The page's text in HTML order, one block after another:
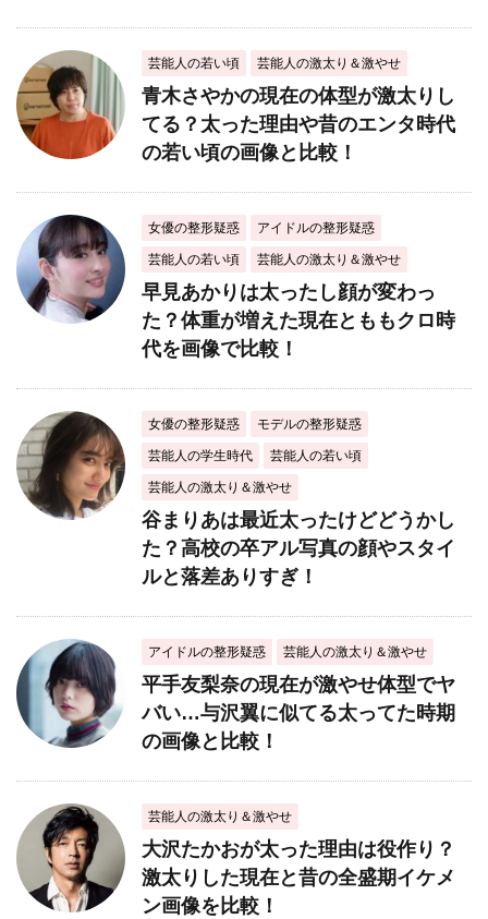
芸能人の若い頃 芸能人の激太り＆激やせ
青木さやかの現在の体型が激太りし
てる？太った理由や昔のエンタ時代
の若い頃の画像と比較！
女優の整形疑惑
アイドルの整形疑惑
芸能人の若い頃
芸能人の激太り＆激やせ
早見あかりは太ったし顔が変わっ
た？体重が増えた現在とももクロ時
代を画像で比較！
女優の整形疑惑
モデルの整形疑惑
芸能人の学生時代
芸能人の若い頃
芸能人の激太り＆激やせ
谷まりあは最近太ったけどどうかし
た？高校の卒アル写真の顔やスタイ
ルと落差ありすぎ！
アイドルの整形疑惑 芸能人の激太り＆激やせ
平手友梨奈の現在が激やせ体型でヤ
バい…与沢翼に似てる太ってた時期
の画像と比較！
芸能人の激太り＆激やせ
大沢たかおが太った理由は役作り？
激太りした現在と昔の全盛期イケメ
ン画像を比較！